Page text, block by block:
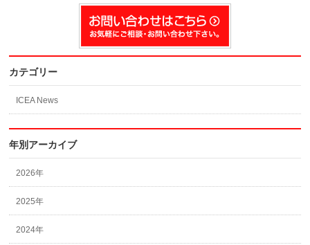
カテゴリー
ICEA News
年別アーカイブ
2026年
2025年
2024年